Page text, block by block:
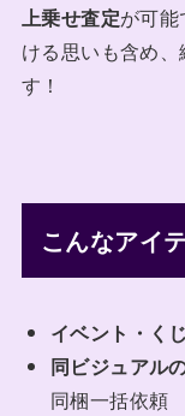
上乗せ査定が可
ける思いも含め
す！
こんなアイ
イベント・く
同ビジュアル
同梱一括依頼